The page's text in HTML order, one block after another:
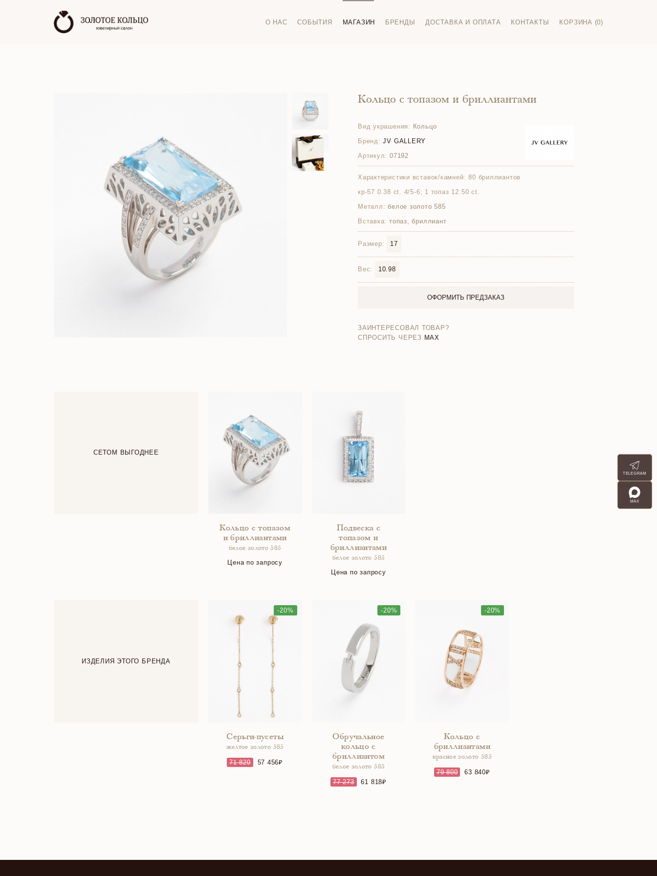
О НАС СОБЫТИЯ МАГАЗИН БРЕНДЫ ДОСТАВКА И ОПЛАТА КОНТАКТЫ КОРЗИНА (0)
Кольцо с топазом и бриллиантами
Вид украшения: Кольцо
Бренд: JV GALLERY
Артикул: 07192
Характеристики вставок/камней: 80 бриллиантов
кр-57 0.38 ct. 4/5-6; 1 топаз 12.50 ct.
Металл: белое золото 585
Вставка: топаз, бриллиант
Размер: 17
Вес: 10.98
ОФОРМИТЬ ПРЕДЗАКАЗ
ЗАИНТЕРЕСОВАЛ ТОВАР?
СПРОСИТЬ ЧЕРЕЗ MAX
СЕТОМ ВЫГОДНЕЕ
Кольцо с топазом
и бриллиантами
белое золото 585
Цена по запросу
Подвеска с
топазом и
бриллиантами
белое золото 585
Цена по запросу
ИЗДЕЛИЯ ЭТОГО БРЕНДА
-20%
Серьги-пусеты
желтое золото 585
71 820 57 456
-20%
Обручальное
кольцо с
бриллиантом
белое золото 585
77 273 61 818
-20%
Кольцо с
бриллиантами
красное золото 585
79 800 63 840
TELEGRAM
MAX